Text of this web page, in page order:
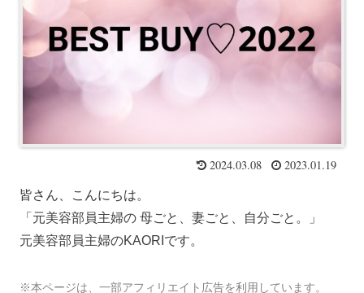
2024.03.08 2023.01.19
皆さん、こんにちは。
「元美容部員主婦の 母ごと、妻ごと、自分ごと。」
元美容部員主婦のKAORIです。
※本ページは、一部アフィリエイト広告を利用しています。